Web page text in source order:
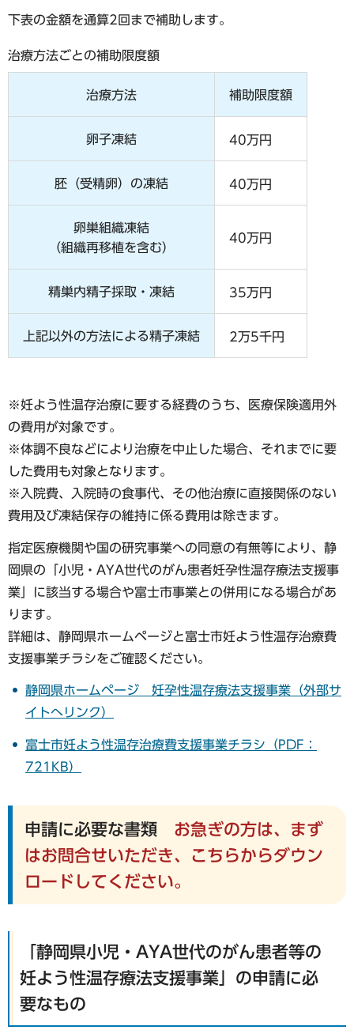
下表の金額を通算2回まで補助します。
治療方法ごとの補助限度額
治療方法 補助限度額
卵子凍結 40万円
胚（受精卵）の凍結 40万円
卵巣組織凍結
（組織再移植を含む）
40万円
精巣内精子採取・凍結 35万円
上記以外の方法による精子凍結 2万5千円
※妊よう性温存治療に要する経費のうち、医療保険適用外
の費用が対象です。
※体調不良などにより治療を中止した場合、それまでに要
した費用も対象となります。
※入院費、入院時の食事代、その他治療に直接関係のない
費用及び凍結保存の維持に係る費用は除きます。
指定医療機関や国の研究事業への同意の有無等により、静
岡県の「小児・AYA世代のがん患者妊孕性温存療法支援事
業」に該当する場合や富士市事業との併用になる場合があ
ります。
詳細は、静岡県ホームページと富士市妊よう性温存治療費
支援事業チラシをご確認ください。
静岡県ホームページ 妊孕性温存療法支援事業（外部サ
イトへリンク）
富士市妊よう性温存治療費支援事業チラシ（PDF：
721KB）
申請に必要な書類 お急ぎの方は、まず
はお問合せいただき、こちらからダウン
ロードしてください。
「静岡県小児・AYA世代のがん患者等の
妊よう性温存療法支援事業」の申請に必
要なもの